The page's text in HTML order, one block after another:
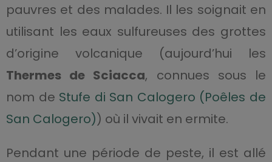
pauvres et des malades. Il les soignait en
utilisant les eaux sulfureuses des grottes
d’origine volcanique (aujourd’hui les
Thermes de Sciacca, connues sous le
nom de Stufe di San Calogero (Poêles de
San Calogero)) où il vivait en ermite.
Pendant une période de peste, il est allé